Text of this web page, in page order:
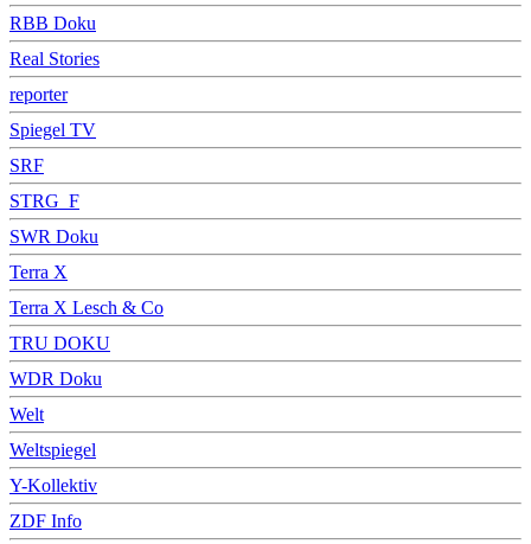
RBB Doku
Real Stories
reporter
Spiegel TV
SRF
STRG_F
SWR Doku
Terra X
Terra X Lesch & Co
TRU DOKU
WDR Doku
Welt
Weltspiegel
Y-Kollektiv
ZDF Info